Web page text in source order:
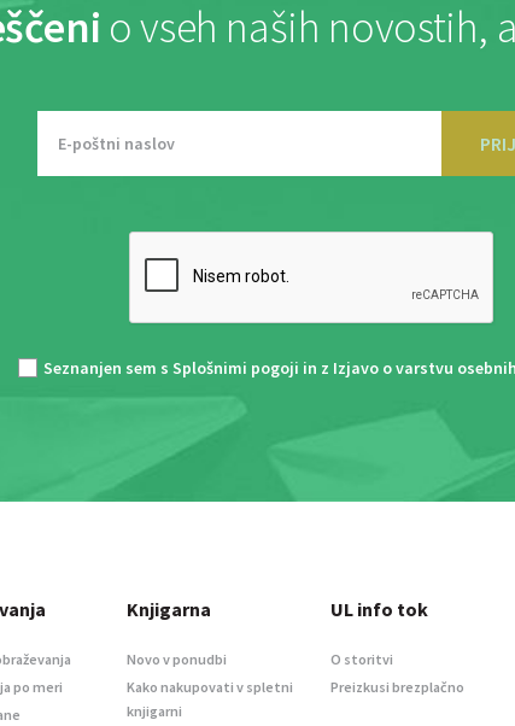
o vseh naših novostih,
Seznanjen sem s Splošnimi pogoji in z Izjavo o varstvu
po meri
Knjigarna
Novo v ponudbi
Kako nakupovati v spletni
knjigarni
UL info tok
O storitvi
Preizkusi brezplačno